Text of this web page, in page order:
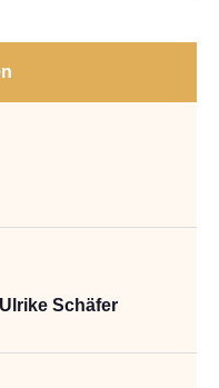
Schäfer